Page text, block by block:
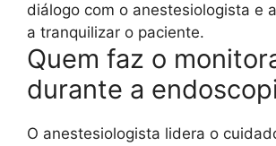
diálogo com o anestesiologista e
a tranquilizar o paciente.
Quem faz o
durante a
O anestesiologista lidera o